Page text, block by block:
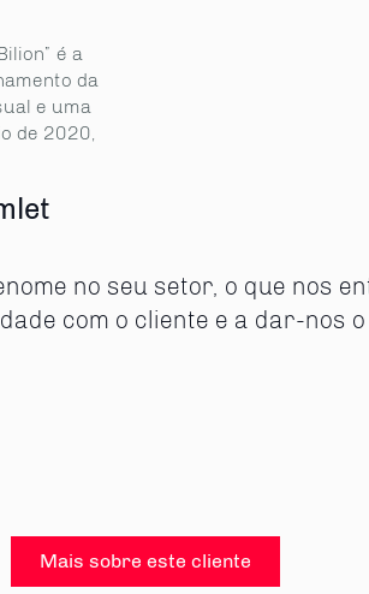
é a
da
e uma
de 2020,
no seu setor, o que nos
com o cliente e a dar-nos o
Mais sobre este cliente